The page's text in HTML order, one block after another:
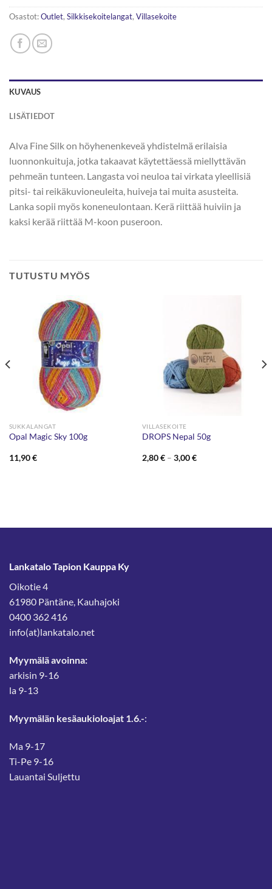
Osastot:Outlet, Silkkisekoitelangat, Villasekoite
KUVAUS
LISÄTIEDOT
Alva Fine Silk on höyhenenkeveä yhdistelmä erilaisia
luonnonkuituja, jotka takaavat käytettäessä miellyttävän
pehmeän tunteen. Langasta voi neuloa tai virkata yleellisiä
pitsi- tai reikäkuvioneuleita, huiveja tai muita asusteita.
Lanka sopii myös koneneulontaan. Kerä riittää huiviin ja
kaksi kerää riittää M-koon puseroon.
TUTUSTU MYÖS
SUKKALANGAT
Opal Magic Sky 100g
11,90€
VILLASEKOITE
DROPS Nepal 50g
2,80€ – 3,00€Hintaluokka:
Lankatalo Tapion Kauppa Ky
Oikotie 4
61980 Päntäne, Kauhajoki
0400 362 416
info(at)lankatalo.net
Myymälä avoinna:
arkisin 9-16
la 9-13
Myymälän kesäaukioloajat 1.6.-:
Ma 9-17
Ti-Pe 9-16
Lauantai Suljettu